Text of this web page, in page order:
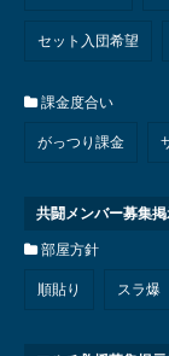
セット入団希望
課金度合い
がっつり課金
共闘メンバー募集
部屋方針
順貼り スラ爆